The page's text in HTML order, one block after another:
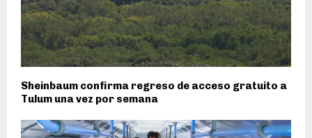
Sheinbaum confirma regreso de acceso gratuito a
Tulum una vez por semana